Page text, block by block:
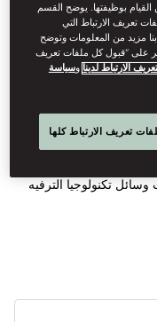
تتميز هذه الغرفة، التي تمتد على مساحة واسعة تبلغ 55 مترًا، بإطلالات
خاصة. يضمن الحمام
تكنولوجيا الترفيه
القيام بوظيفتها. يوضح القسم
تعريف الارتباط التي
مزيد من المعلومات وتوضح
على “قبول كل ملفات تعريف
الارتباط لدينا وسياسة
تعريف الارتباط كلها